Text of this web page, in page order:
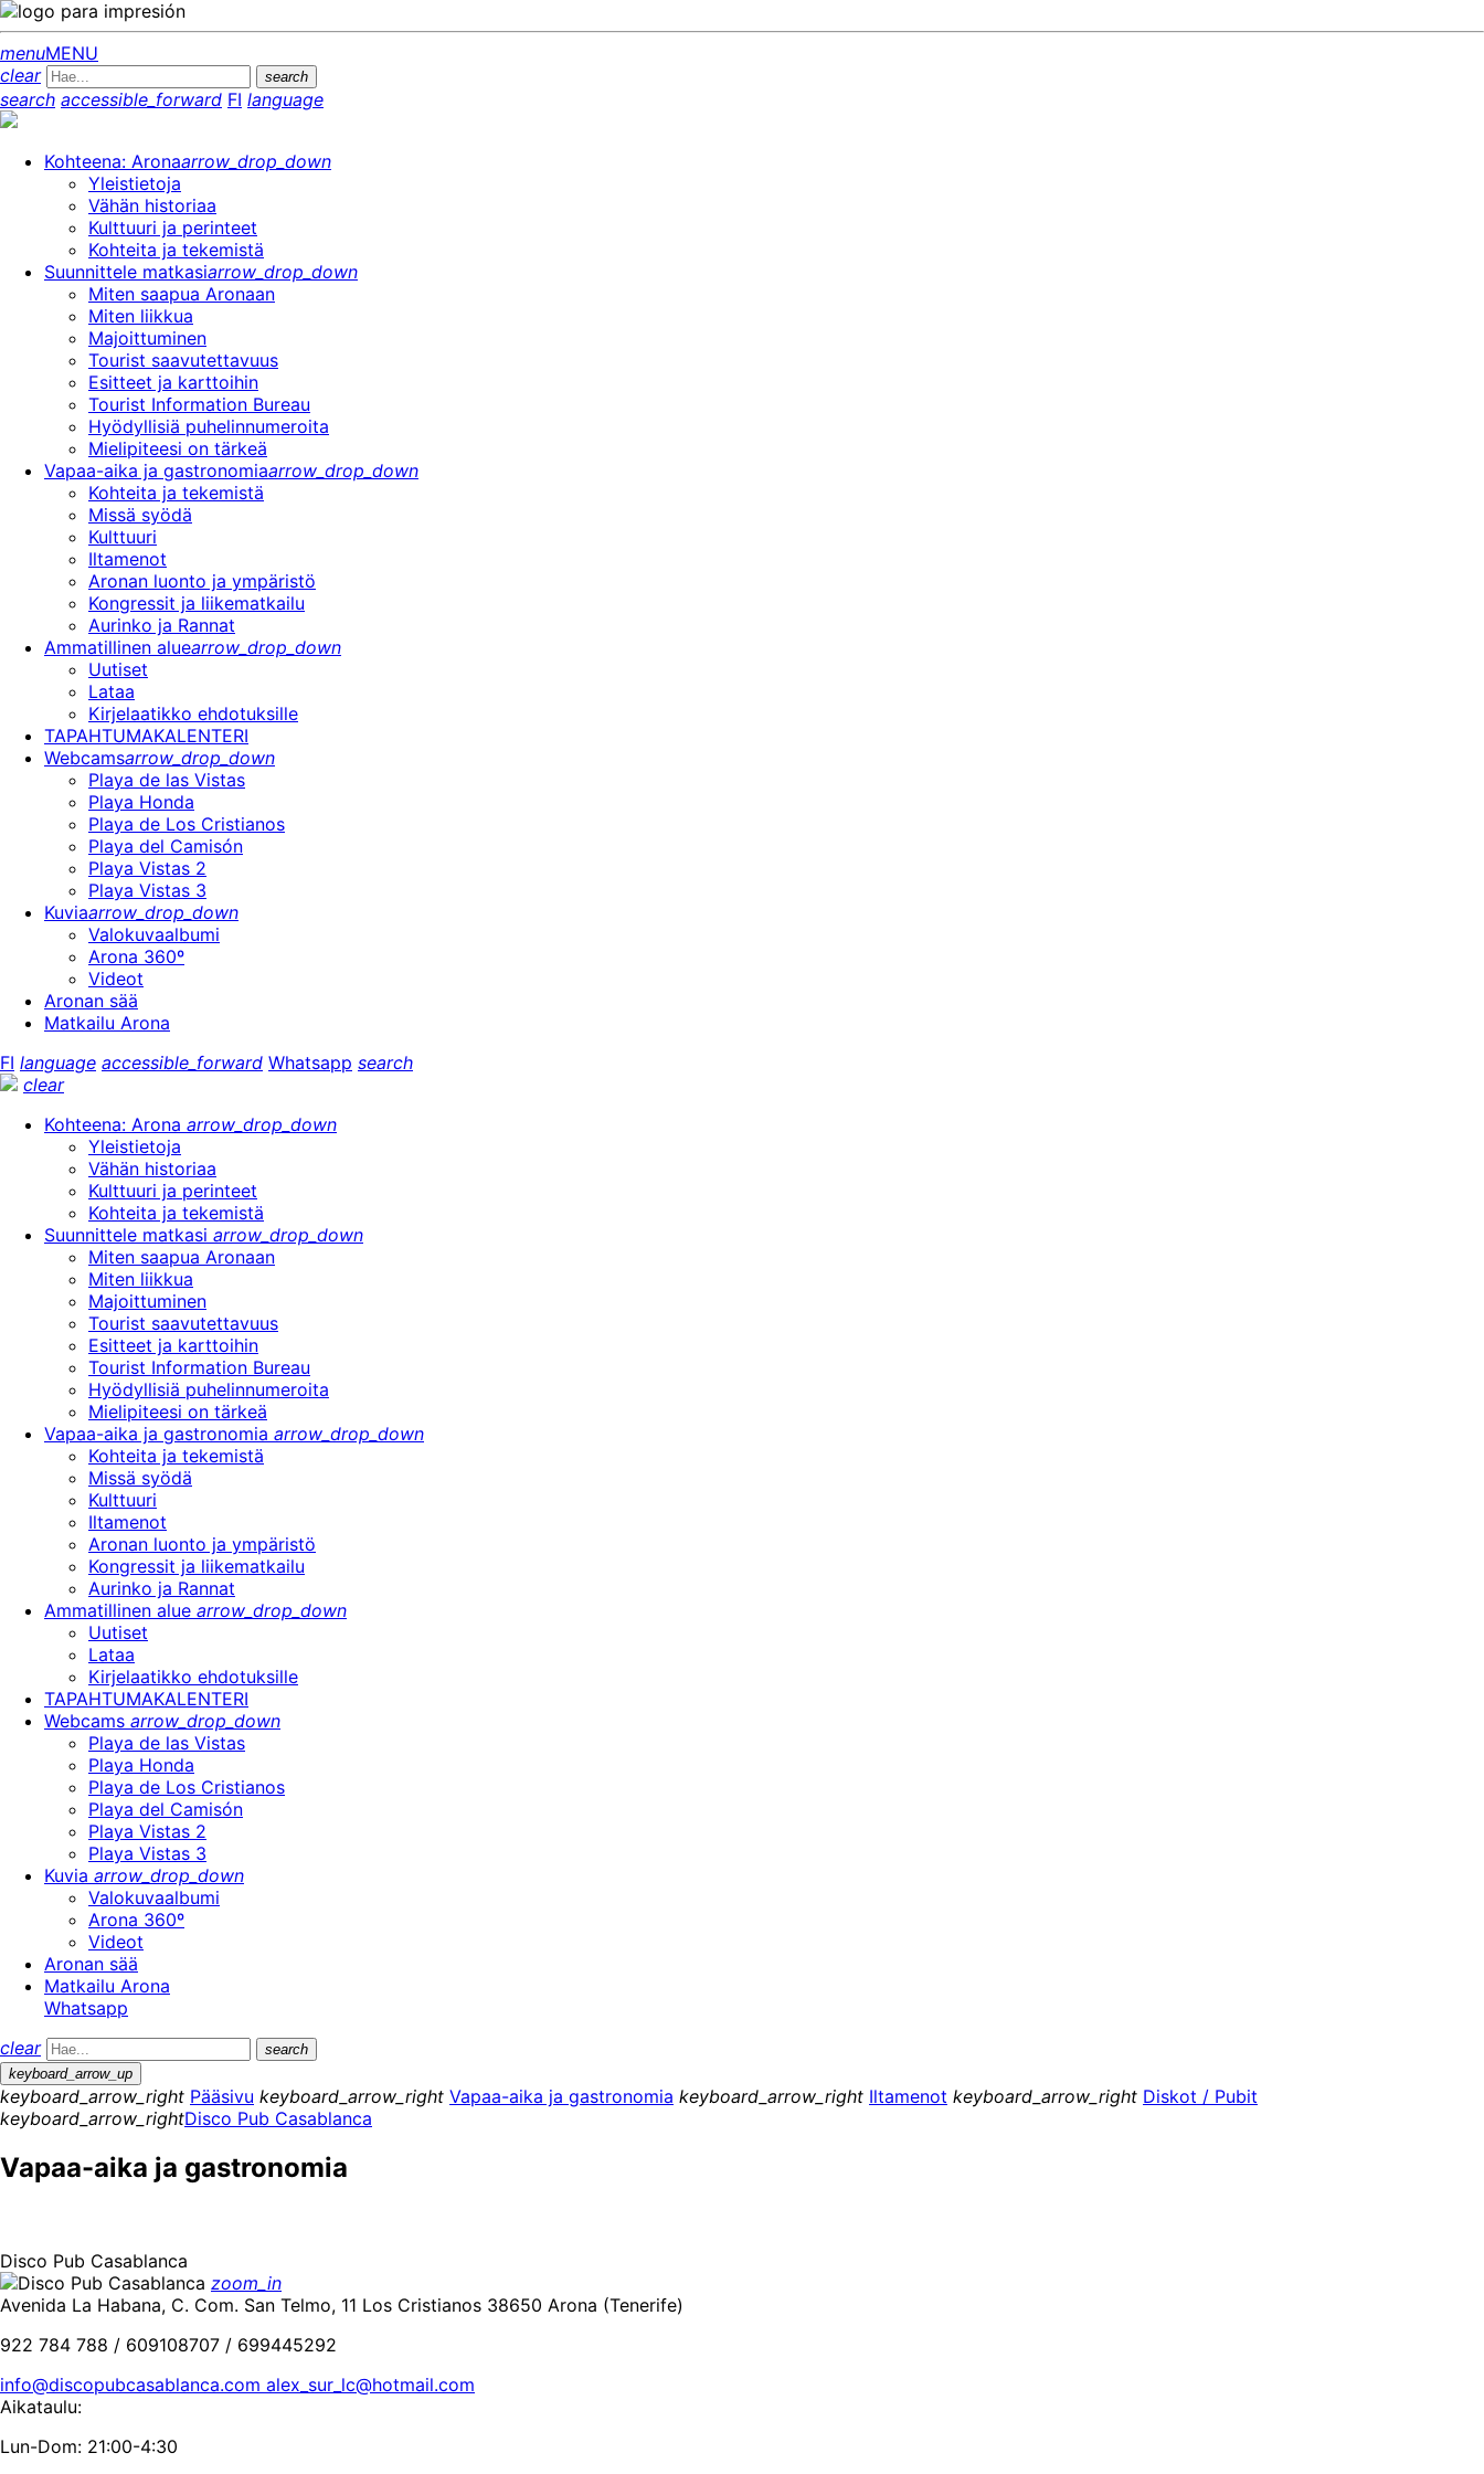
menuMENU
clear
search
search accessible_forward FI language
Kohteena: Aronaarrow_drop_down
Yleistietoja
Vähän historiaa
Kulttuuri ja perinteet
Kohteita ja tekemistä
Suunnittele matkasiarrow_drop_down
Miten saapua Aronaan
Miten liikkua
Majoittuminen
Tourist saavutettavuus
Esitteet ja karttoihin
Tourist Information Bureau
Hyödyllisiä puhelinnumeroita
Mielipiteesi on tärkeä
Vapaa-aika ja gastronomiaarrow_drop_down
Kohteita ja tekemistä
Missä syödä
Kulttuuri
Iltamenot
Aronan luonto ja ympäristö
Kongressit ja liikematkailu
Aurinko ja Rannat
Ammatillinen aluearrow_drop_down
Uutiset
Lataa
Kirjelaatikko ehdotuksille
TAPAHTUMAKALENTERI
Webcamsarrow_drop_down
Playa de las Vistas
Playa Honda
Playa de Los Cristianos
Playa del Camisón
Playa Vistas 2
Playa Vistas 3
Kuviaarrow_drop_down
Valokuvaalbumi
Arona 360º
Videot
Aronan sää
Matkailu Arona
FI language accessible_forward Whatsapp search
clear
Kohteena: Arona arrow_drop_down
Yleistietoja
Vähän historiaa
Kulttuuri ja perinteet
Kohteita ja tekemistä
Suunnittele matkasi arrow_drop_down
Miten saapua Aronaan
Miten liikkua
Majoittuminen
Tourist saavutettavuus
Esitteet ja karttoihin
Tourist Information Bureau
Hyödyllisiä puhelinnumeroita
Mielipiteesi on tärkeä
Vapaa-aika ja gastronomia arrow_drop_down
Kohteita ja tekemistä
Missä syödä
Kulttuuri
Iltamenot
Aronan luonto ja ympäristö
Kongressit ja liikematkailu
Aurinko ja Rannat
Ammatillinen alue arrow_drop_down
Uutiset
Lataa
Kirjelaatikko ehdotuksille
TAPAHTUMAKALENTERI
Webcams arrow_drop_down
Playa de las Vistas
Playa Honda
Playa de Los Cristianos
Playa del Camisón
Playa Vistas 2
Playa Vistas 3
Kuvia arrow_drop_down
Valokuvaalbumi
Arona 360º
Videot
Aronan sää
Matkailu Arona
Whatsapp
clear
search
keyboard_arrow_up
keyboard_arrow_right Pääsivu keyboard_arrow_right Vapaa-aika ja gastronomia keyboard_arrow_right Iltamenot keyboard_arrow_right Diskot / Pubit
keyboard_arrow_rightDisco Pub Casablanca
Vapaa-aika ja gastronomia
Disco Pub Casablanca
zoom_in
Avenida La Habana, C. Com. San Telmo, 11 Los Cristianos 38650 Arona (Tenerife)
922 784 788 / 609108707 / 699445292
info@discopubcasablanca.com alex_sur_lc@hotmail.com
Aikataulu:
Lun-Dom: 21:00-4:30